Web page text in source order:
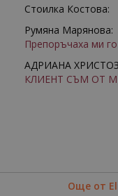
Стоилка Костова:
Румяна Марянова:
Препоръчаха ми го
АДРИАНА
КЛИЕНТ СЪМ ОТ
Още от